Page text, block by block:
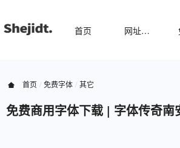
首页 网址导航
首页 免费字体 其它
免费商用字体下载 | 字体传奇南